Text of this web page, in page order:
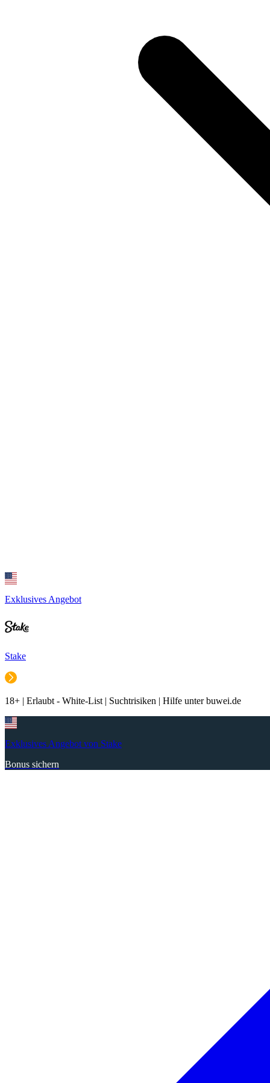
Exklusives Angebot
Stake
18+ | Erlaubt - White-List | Suchtrisiken | Hilfe unter buwei.de
Exklusives Angebot von Stake
Bonus sichern